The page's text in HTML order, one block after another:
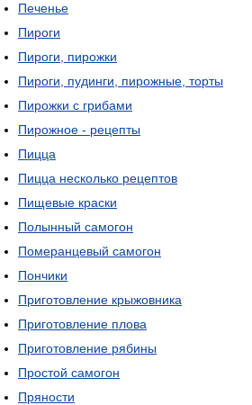
Печенье
Пироги
Пироги, пирожки
Пироги, пудинги, пирожные, торты
Пирожки с грибами
Пирожное - рецепты
Пицца
Пицца несколько рецептов
Пищевые краски
Полынный самогон
Померанцевый самогон
Пончики
Приготовление крыжовника
Приготовление плова
Приготовление рябины
Простой самогон
Пряности